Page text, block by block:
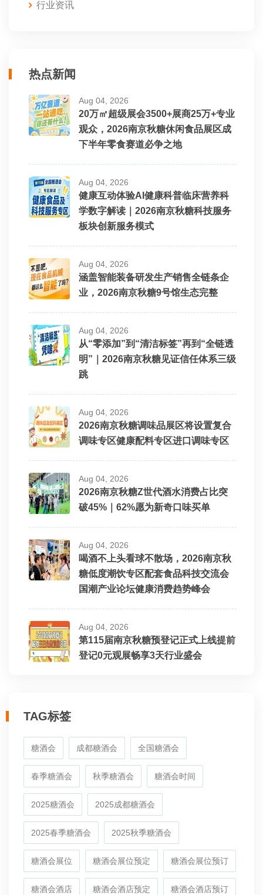
行业资讯
热点新闻
Aug 04, 2026
20万㎡超级展会3500+展商25万+专业
观众，2026南京秋糖休闲食品展区成
下半年零食赛道必争之地
Aug 04, 2026
健康互动体验AI健康科普临床营养科
学数字解读｜2026南京秋糖科技服务
板块创新服务模式
Aug 04, 2026
涵盖智能装备研发生产销售全链条企
业，2026南京秋糖9号馆生态完整
Aug 04, 2026
从“零添加”到“清洁标签”再到“全链透
明”｜2026南京秋糖见证信任体系三级
跳
Aug 04, 2026
2026南京秋糖调味品展区将设置复合
调味专区健康配料专区进口调味专区
Aug 04, 2026
2026南京秋糖Z世代酒水消费占比突
破45%｜62%愿为新奇口味买单
Aug 04, 2026
喝酒不上头看球不散场，2026南京秋
糖低度潮饮专区配套食品科技交流会
国潮产业论坛健康消费趋势峰会
Aug 04, 2026
第115届南京秋糖预登记正式上线提前
登记0元观展畅享3天行业盛会
TAG标签
糖酒会 成都糖酒会 全国糖酒会
春季糖酒会 秋季糖酒会 糖酒会时间
2025糖酒会 2025成都糖酒会
2025春季糖酒会 2025秋季糖酒会
糖酒会展位 糖酒会展位预定 糖酒会展位预订
糖酒会酒店 糖酒会酒店预定 糖酒会酒店预订